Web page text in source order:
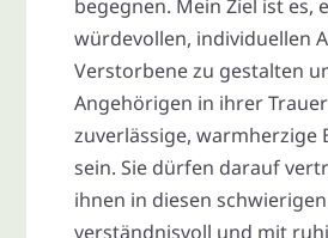
begegnen. Mein Ziel ist es,
würdevollen, individuellen
Verstorbene zu gestalten
Angehörigen in ihrer
zuverlässige, warmherzige
sein. Sie dürfen darauf
ihnen in diesen
verständnisvoll und mit